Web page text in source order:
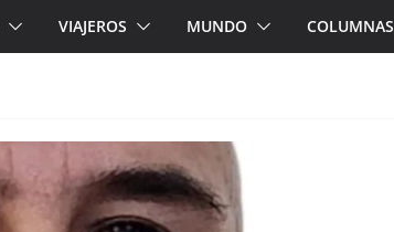
VIAJEROS MUNDO COLUMNAS